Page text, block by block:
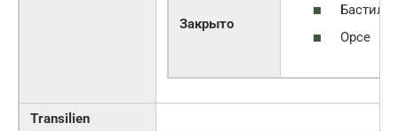
Закрыто
Орсе
Transilien